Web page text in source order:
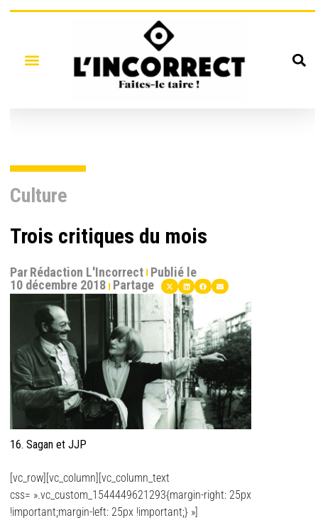
Culture
Trois critiques du mois
ParRédaction L'Incorrect Publié le
10 décembre 2018 Partage
16. Sagan et JJP
[vc_row][vc_column][vc_column_text
css= ».vc_custom_1544449621293{margin-right: 25px
!important;margin-left: 25px !important;} »]